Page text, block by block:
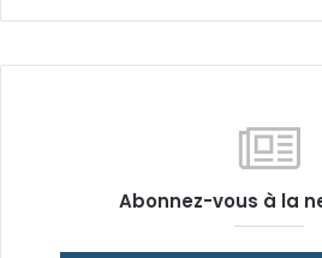
Abonnez-vous à la